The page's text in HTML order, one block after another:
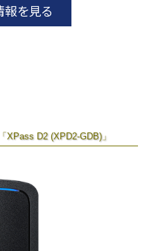
報を見る
XPass D2 (XPD2-GDB)」